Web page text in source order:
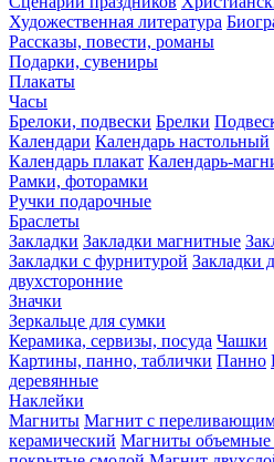
Художественная литература
Рассказы, повести, романы
Подарки, сувениры
Плакаты
Часы
Брелоки, подвески Брелки
Календари Календарь настольный
Календарь плакат Календарь-
Рамки, фоторамки
Ручки подарочные
Браслеты
Закладки Закладки магнитные
Закладки с фурнитурой Закладки
двухсторонние
Значки
Зеркальце для сумки
Керамика, сервизы, посуда Чашки
Картины, панно, таблички Панно
деревянные
Наклейки
Магниты Магнит с
керамический Магниты объемные